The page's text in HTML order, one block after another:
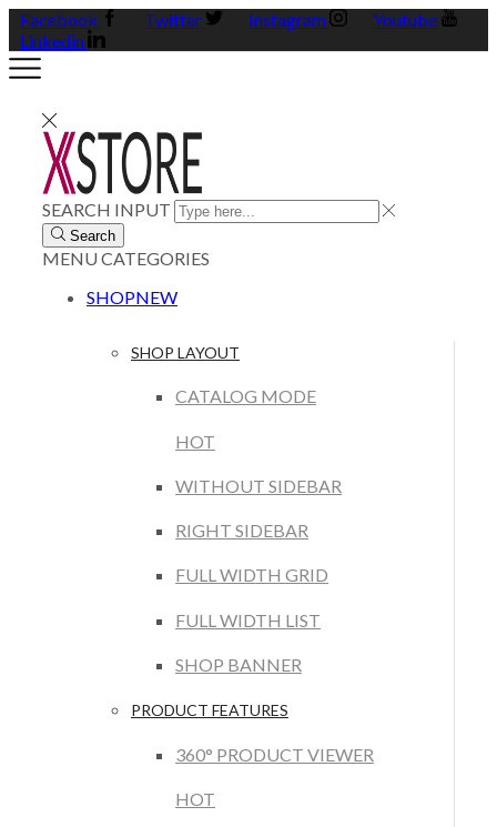
Facebook Twitter Instagram
Youtube
Linkedin
SEARCH INPUT
Search
MENUCATEGORIES
SHOPNEW
SHOP LAYOUT
CATALOG MODE
HOT
WITHOUT SIDEBAR
RIGHT SIDEBAR
FULL WIDTH GRID
FULL WIDTH LIST
SHOP BANNER
PRODUCT FEATURES
360° PRODUCT VIEWER
HOT